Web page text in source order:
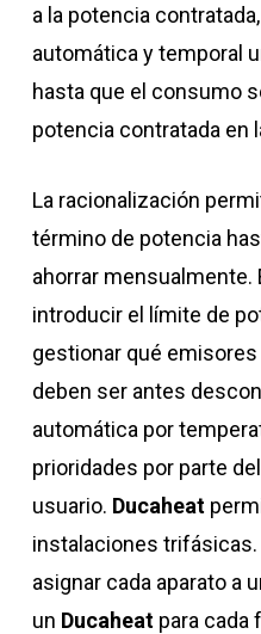
a la potencia
automática y temporal
hasta que el consumo
potencia contratada en
La racionalización
término de potencia
ahorrar mensualmente.
introducir el límite de
gestionar qué
deben ser antes
automática por
prioridades por parte del
usuario. Ducaheat
instalaciones trifásicas.
asignar cada aparato a
un Ducaheatpara cada